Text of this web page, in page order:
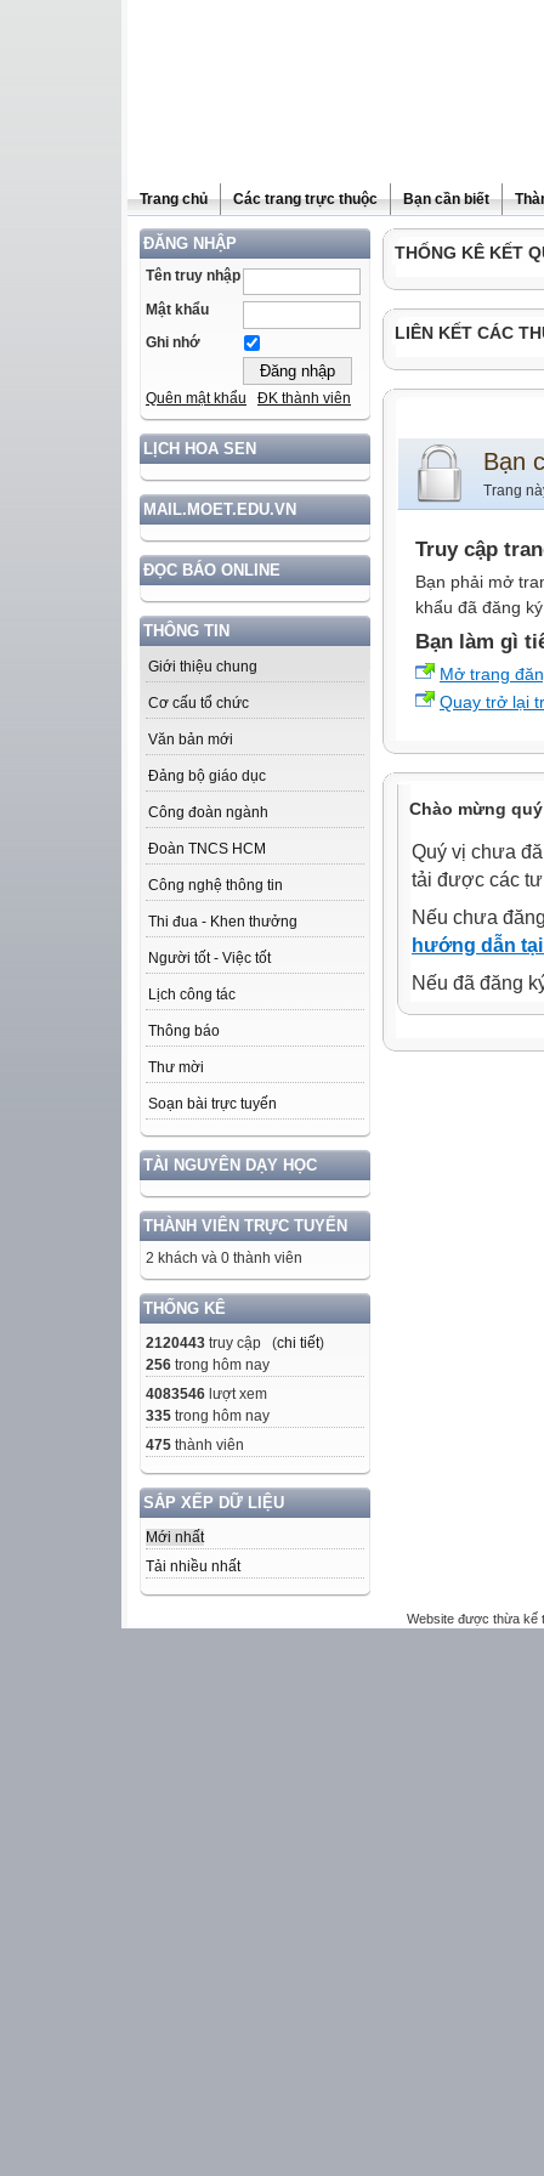
Trang chủ Các trang trực thuộc Bạn cần biết
ĐĂNG NHẬP
Tên truy nhập
Mật khẩu
Ghi nhớ
Quên mật khẩu ĐK thành viên
LỊCH HOA SEN
MAIL.MOET.EDU.VN
ĐỌC BÁO ONLINE
THÔNG TIN
Giới thiệu chung
Cơ cấu tổ chức
Văn bản mới
Đảng bộ giáo dục
Công đoàn ngành
Đoàn TNCS HCM
Công nghệ thông tin
Thi đua - Khen thưởng
Người tốt - Việc tốt
Lịch công tác
Thông báo
Thư mời
Soạn bài trực tuyến
TÀI NGUYÊN DẠY HỌC
THÀNH VIÊN TRỰC TUYẾN
2 khách và 0 thành viên
THỐNG KÊ
2120443 truy cập (chi tiết)
256 trong hôm nay
4083546 lượt xem
335 trong hôm nay
475 thành viên
SẮP XẾP DỮ LIỆU
Mới nhất
Tải nhiều nhất
THỐNG KÊ KẾT
LIÊN KẾT CÁC
Bạn
Trang
Truy cập
Bạn phải mở
khẩu đã đăng
Bạn làm gì
Mở trang
Quay trở lại
Chào mừng quý
Quý vị chưa
tải được các
Nếu chưa
hướng dẫn
Nếu đã đăng
Website được thừa kế